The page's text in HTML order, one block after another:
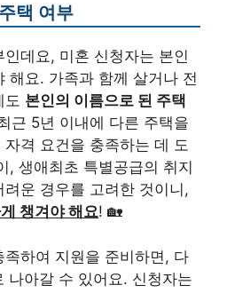
택 여부
데요, 미혼 신청자는 본인
해요. 가족과 함께 살거나 전
도 본인의 이름으로 된 주택
근 5년 이내에 다른 주택을
격 요건을 충족하는 데 도
, 생애최초 특별공급의 취지
운 경우를 고려한 것이니,
챙겨야 해요! 🏡
하여 지원을 준비하면, 다
나아갈 수 있어요. 신청자는